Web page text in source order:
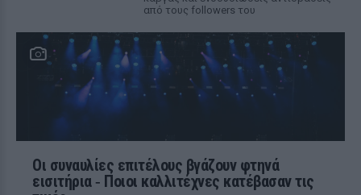
από τους followers του
Οι συναυλίες επιτέλους βγάζουν φτηνά
εισιτήρια ‑ Ποιοι καλλιτέχνες κατέβασαν τις